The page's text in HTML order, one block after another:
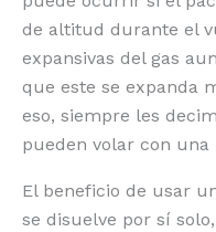
de altitud durante el
expansivas del gas
que este se expanda
eso, siempre les
pueden volar con una
El beneficio de usar
se disuelve por sí